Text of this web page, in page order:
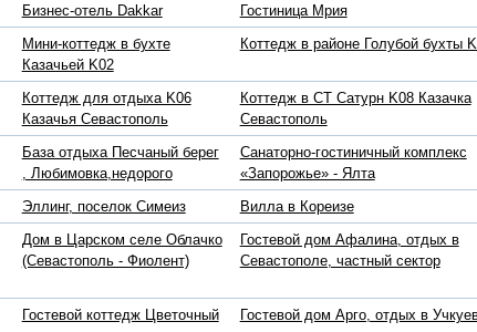
Бизнес-отель Dakkar
Гостиница Мрия
Мини-коттедж в бухте
Казачьей K02
Коттедж в районе Голубой бухты
Коттедж для отдыха K06
Казачья Севастополь
Коттедж в СТ Сатурн K08 Казачка
Севастополь
База отдыха Песчаный берег
, Любимовка,недорого
Санаторно-гостиничный комплекс
«Запорожье» - Ялта
Эллинг, поселок Симеиз
Вилла в Кореизе
Дом в Царском селе Облачко
(Севастополь - Фиолент)
Гостевой дом Афалина, отдых в
Севастополе, частный сектор
Гостевой коттедж Цветочный Гостевой дом Арго, отдых в